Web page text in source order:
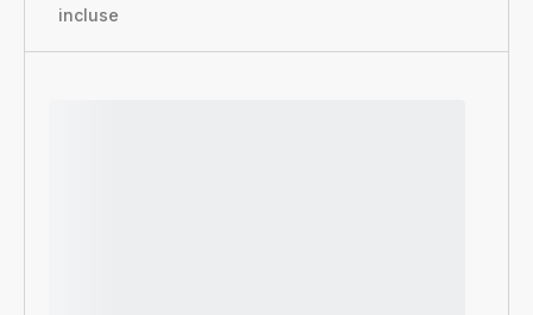
incluse